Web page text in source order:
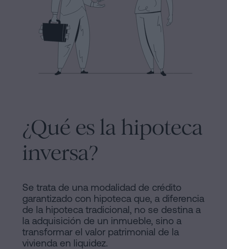
Cookies
Manifiesto
Jurídicos
Notariales
Interés
Editorial
Contenidos
Tramitar
una
herencia
pasos
firmar
hipoteca
sin
habitabilidad?
Contactar
¿Qué es la hipoteca
inversa?
Se trata de una modalidad de crédito
garantizado con hipoteca que, a diferencia
de la hipoteca tradicional, no se destina a
la adquisición de un inmueble, sino a
transformar el valor patrimonial de la
vivienda en liquidez.